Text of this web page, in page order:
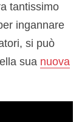
tantissimo
ingannare
si può
sua nuova